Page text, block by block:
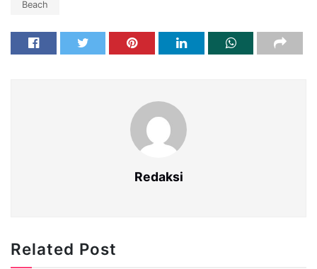
Beach
Redaksi
Related Post